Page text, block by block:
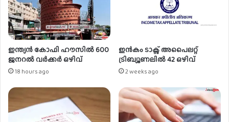
ഇന്ത്യൻ കോഫി ഹൗസിൽ 600
ജനറൽ വർക്കർ ഒഴിവ്
18 hours ago
ഇൻകം ടാക്സ് അപൈലറ്റ്
ട്രിബ്യൂണലിൽ 42 ഒഴിവ്
2 weeks ago